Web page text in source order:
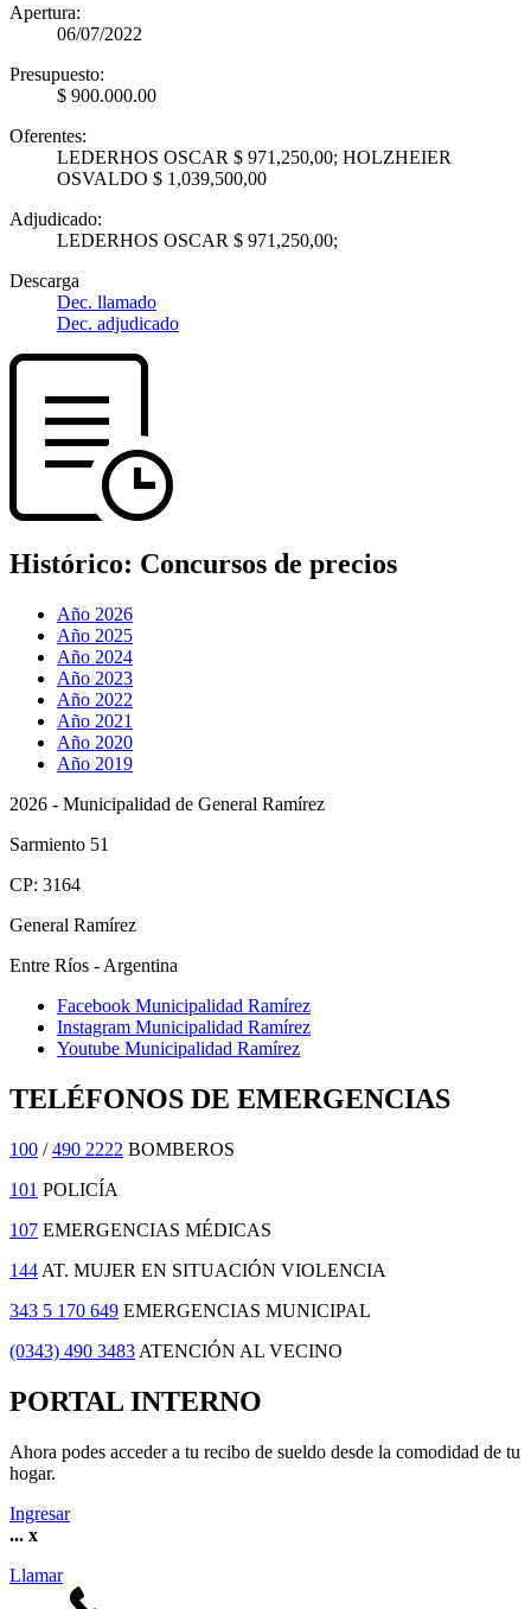
Apertura:
06/07/2022
Presupuesto:
$ 900.000.00
Oferentes:
LEDERHOS OSCAR $ 971,250,00; HOLZHEIER
OSVALDO $ 1,039,500,00
Adjudicado:
LEDERHOS OSCAR $ 971,250,00;
Descarga
Dec. llamado
Dec. adjudicado
Histórico: Concursos de precios
Año 2026
Año 2025
Año 2024
Año 2023
Año 2022
Año 2021
Año 2020
Año 2019
2026 - Municipalidad de General Ramírez
Sarmiento 51
CP: 3164
General Ramírez
Entre Ríos - Argentina
Facebook Municipalidad Ramírez
Instagram Municipalidad Ramírez
Youtube Municipalidad Ramírez
TELÉFONOS DE EMERGENCIAS
100 /490 2222 BOMBEROS
101 POLICÍA
107 EMERGENCIAS MÉDICAS
144 AT. MUJER EN SITUACIÓN VIOLENCIA
343 5 170 649 EMERGENCIAS MUNICIPAL
(0343) 490 3483 ATENCIÓN AL VECINO
PORTAL INTERNO
Ahora podes acceder a tu recibo de sueldo desde la comodidad de tu
hogar.
Ingresar
... x
Llamar